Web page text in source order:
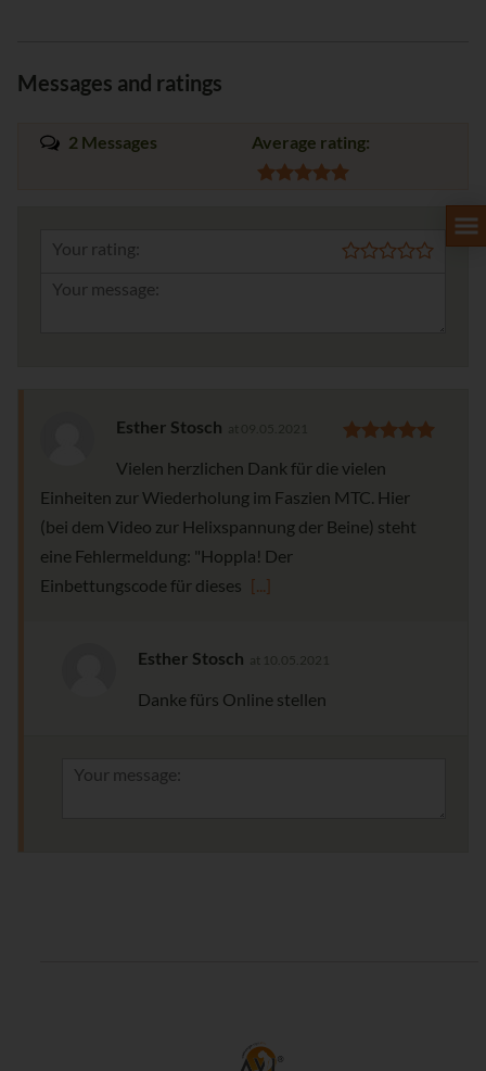
Messages and ratings
2 Messages Average rating:
Your rating:
Esther Stosch
Vielen herzlichen Dank für die vielen
Einheiten zur Wiederholung im Faszien MTC. Hier
(bei dem Video zur Helixspannung der Beine) steht
eine Fehlermeldung: "Hoppla! Der
Einbettungscode für dieses [...]
Esther Stosch at 10.05.2021
Danke fürs Online stellen